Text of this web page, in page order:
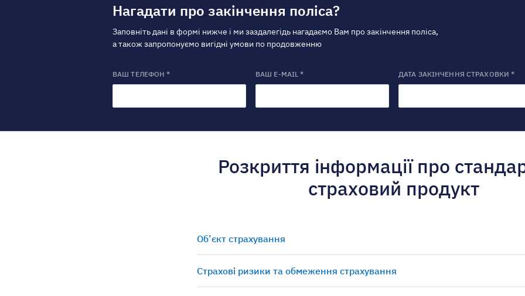
Нагадати про закінчення поліса?
Заповніть дані в формі нижче і ми заздалегідь нагадаємо Вам про закінчення поліса,
а також запропонуємо вигідні умови по продовженню
ВАШ ТЕЛЕФОН * ВАШ E-MAIL * ДАТА ЗАКІНЧЕННЯ СТРАХОВКИ *
Розкриття інформації про
страховий продукт
Об’єкт страхування
Страхові ризики та обмеження страхування